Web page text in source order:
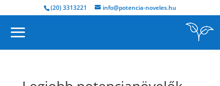
(20) 3313221 info@potencia-noveles.hu